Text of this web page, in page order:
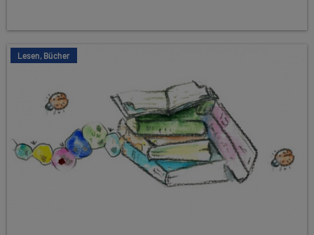
Lesen, Bücher